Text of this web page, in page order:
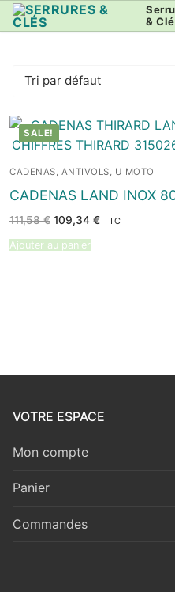
Aller
au
&
SALE!
CADENAS, ANTIVOLS, U MOTO
CADENAS LAND INOX
111,58€ Le
initial
était :
109,34 €Le
TTC
Ajouter au panier
VOTRE ESPACE
Mon compte
Panier
Commandes